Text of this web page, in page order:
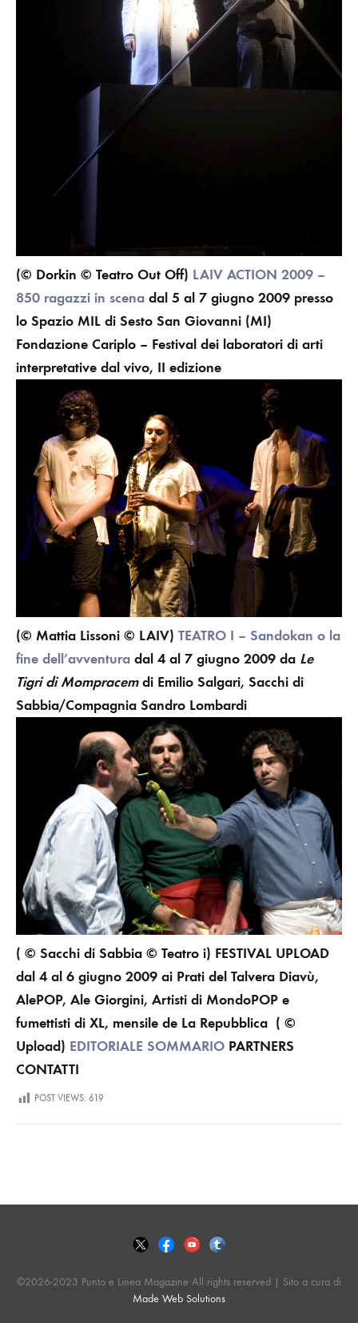
(© Dorkin © Teatro Out Off) LAIV ACTION 2009 –
850 ragazzi in scena dal 5 al 7 giugno 2009 presso
lo Spazio MIL di Sesto San Giovanni (MI)
Fondazione Cariplo – Festival dei laboratori di arti
interpretative dal vivo, II edizione
(© Mattia Lissoni © LAIV) TEATRO I – Sandokan o la
fine dell’avventura dal 4 al 7 giugno 2009 da Le
Tigri di Mompracemdi Emilio Salgari, Sacchi di
Sabbia/Compagnia Sandro Lombardi
( © Sacchi di Sabbia © Teatro i) FESTIVAL UPLOAD
dal 4 al 6 giugno 2009 ai Prati del Talvera Diavù,
AlePOP, Ale Giorgini, Artisti di MondoPOP e
fumettisti di XL, mensile de La Repubblica ( ©
Upload) EDITORIALE SOMMARIO PARTNERS
CONTATTI
POST VIEWS: 619
©2026-2023 Punto e Linea Magazine All rights reserved | Sito a cura di
Made Web Solutions